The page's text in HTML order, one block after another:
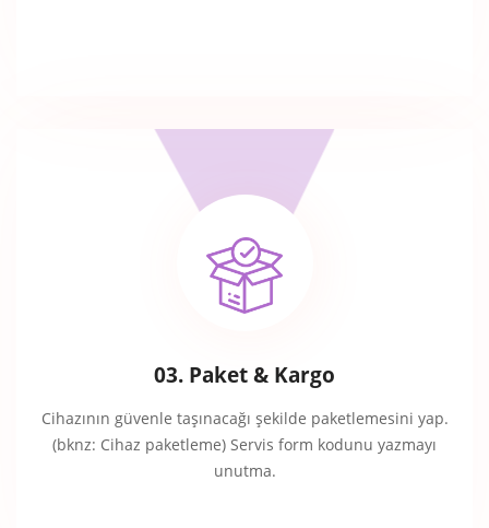
03. Paket & Kargo
Cihazının güvenle taşınacağı şekilde paketlemesini yap.
(bknz: Cihaz paketleme) Servis form kodunu yazmayı
unutma.